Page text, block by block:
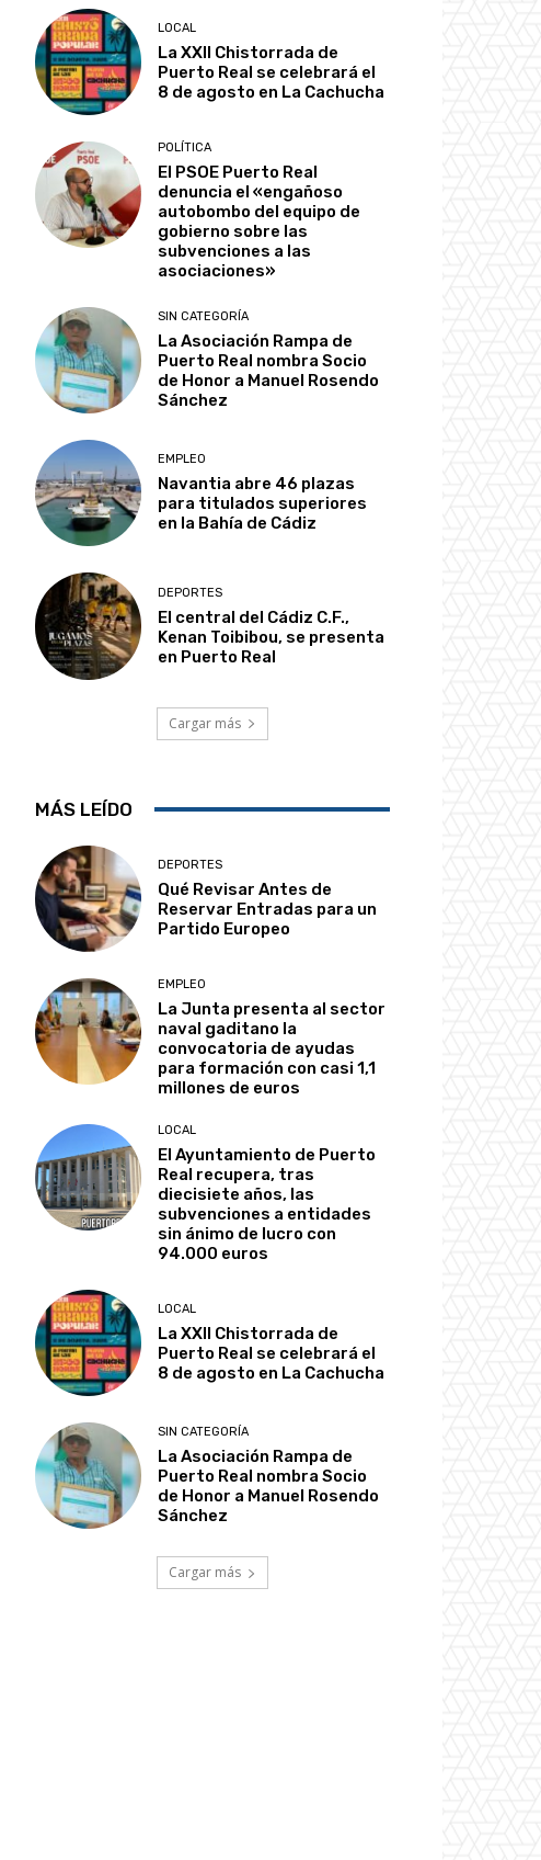
LOCAL
La XXII Chistorrada de
Puerto Real se celebrará el
8 de agosto en La Cachucha
POLÍTICA
El PSOE Puerto Real
denuncia el «engañoso
autobombo del equipo de
gobierno sobre las
subvenciones a las
asociaciones»
SIN CATEGORÍA
La Asociación Rampa de
Puerto Real nombra Socio
de Honor a Manuel Rosendo
Sánchez
EMPLEO
Navantia abre 46 plazas
para titulados superiores
en la Bahía de Cádiz
DEPORTES
El central del Cádiz C.F.,
Kenan Toibibou, se presenta
en Puerto Real
Cargar más
MÁS LEÍDO
DEPORTES
Qué Revisar Antes de
Reservar Entradas para un
Partido Europeo
EMPLEO
La Junta presenta al sector
naval gaditano la
convocatoria de ayudas
para formación con casi 1,1
millones de euros
LOCAL
El Ayuntamiento de Puerto
Real recupera, tras
diecisiete años, las
subvenciones a entidades
sin ánimo de lucro con
94.000 euros
LOCAL
La XXII Chistorrada de
Puerto Real se celebrará el
8 de agosto en La Cachucha
SIN CATEGORÍA
La Asociación Rampa de
Puerto Real nombra Socio
de Honor a Manuel Rosendo
Sánchez
Cargar más